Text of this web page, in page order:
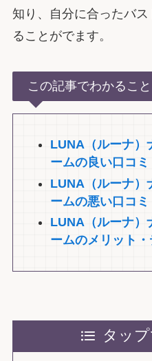
知り、自分に合ったバ
ることがでます。
この記事でわかること
LUNA（ルーナ）
ームの良い口コミ
LUNA（ルーナ）
ームの悪い口コミ
LUNA（ルーナ）
ームのメリット・
タッ